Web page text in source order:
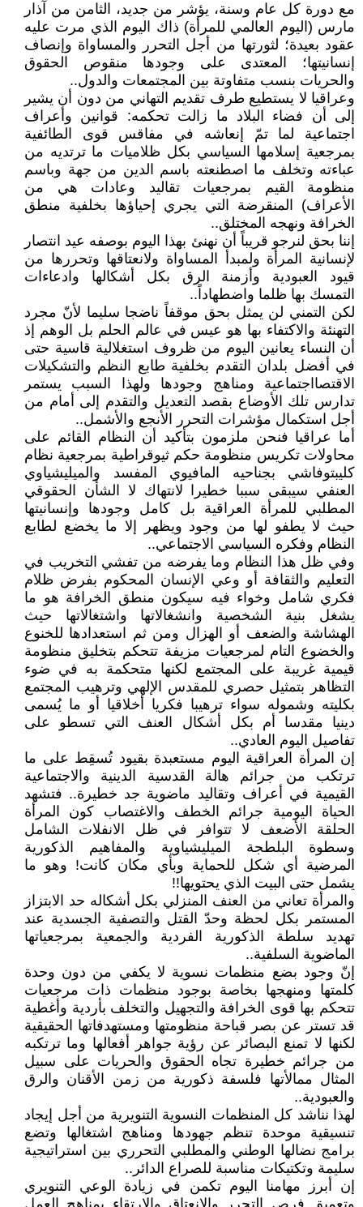
مع دورة كل عام وسنة، يؤشر من جديد، الثامن من آذار
مارس (اليوم العالمي للمرأة) ذاك اليوم الذي مرت عليه
عقود بعيدة؛ لثورتها من أجل التحرر والمساواة وإنصاف
إنسانيتها؛ المعتدى على وجودها منقوص الحقوق
والحريات بنسب متفاوتة بين المجتمعات والدول..
وعراقيا لا يستطيع طرف تقديم التهاني من دون أن يشير
إلى أن فضاء البلاد ما زالت تحكمه: قوانين وأعراف
اجتماعية لما تمّ إنعاشه في مفاقس قوى الطائفية
بمرجعية إسلامها السياسي بكل ظلاميات ما ترتديه من
عباءته وتخلف ما اصطنعته باسم الدين من جهة وباسم
منظومة القيم بمرجعيات تقاليد وعادات هي من
الأعراف) المنقرضة التي يجري إحياؤها بخلفية منطق
الخرافة ونهجه المختلق..
إننا بحق لنرجو قريباً أن نهنئ بهذا اليوم بوصفه عيد انتصار
لإنسانية المرأة ولمبدأ المساواة ولانعتاقها وتحررها من
قيود العبودية وأزمنة الرق بكل أشكالها وادعاءات
التمسك بها ظلما واضطهاداً..
لكن التمني لن يمثل بحق موقفاً ناضجا سليما لأنّ مجرد
التهنئة والاكتفاء بها هو عيس في عالم الحلم بل الوهم إذ
أن النساء يعانين اليوم من ظروف استغلالية قاسية حتى
في أفضل بلدان التقدم بخلفية طابع النظم والتشكيلات
الاقتصااجتماعية ومناهج وجودها ولهذا السبب يستمر
تدارس تلك الأوضاع بقصد التعديل والتقدم إلى أمام من
أجل استكمال مؤشرات التحرر الأنجع والأشمل..
أما عراقيا فنحن ملزمون بتأكيد أن النظام القائم على
محاولات تكريس منظومة حكم ثيوقراطية بمرجعية نظام
كليبتوفاشي بجناحيه المافيوي المفسد والميليشياوي
العنفي سيبقى سببا خطيرا لانتهاك لا الشأن الحقوقي
المطلبي للمرأة العراقية بل كامل وجودها وإنسانيتها
حيث لا يطفو لها من وجود ويظهر إلا ما يخضع لطابع
النظام وفكره السياسي الاجتماعي..
وفي ظل هذا النظام وما يفرضه من تفشي التخريب في
التعليم والثقافة أو وعي الإنسان المحكوم بفرض ظلام
فكري شامل وخواء فيه سيكون منطق الخرافة هو ما
يشغل بنية الشخصية وانشغالاتها واشتغالاتها حيث
الهشاشة والضعف أو الهزال ومن ثم استعدادها للخنوع
والخضوع التام لمرجعيات مزيفة تتحكم بتخليق منظومة
قيمية غريبة على المجتمع لكنها متحكمة به في ضوء
التظاهر بتمثيل حصري للمقدس الإلهي وترهيب المجتمع
بكليته وشموله سواء ترهيبا فكريا أخلاقيا أو ما يُسمى
دينيا مقدسا أم بكل أشكال العنف التي تسطو على
تفاصيل اليوم العادي..
إن المرأة العراقية اليوم مستعبدة بقيود تُسقِط على ما
ترتكب من جرائم هالة القدسية الدينية والاجتماعية
القيمية في أعراف وتقاليد ماضوية جد خطيرة.. فتشهد
الحياة اليومية جرائم الخطف والاغتصاب كون المرأة
الحلقة الأضعف لا تتوافر في ظل الانفلات الشامل
وسطوة البلطجة الميليشياوية والمفاهيم الذكورية
المرضية أي شكل للحماية وبأي مكان كانت! وهو ما
يشمل حتى البيت الذي يحتويها!!
والمرأة تعاني من العنف المنزلي بكل أشكاله حد الابتزاز
المستمر بكل لحظة وحدّ القتل والتصفية الجسدية عند
تهديد سلطة الذكورية الفردية والجمعية بمرجعياتها
الماضوية السلفية..
إنّ وجود بضع منظمات نسوية لا يكفي من دون وحدة
كلمتها ومنهجها بخاصة بوجود منظمات ذات مرجعيات
تتحكم بها قوى الخرافة والتجهيل والتخلف بأردية وأغطية
قد تستر عن بصر قباحة منظومتها ومستهدفاتها الحقيقية
لكنها لا تمنع البصائر عن رؤية جواهر أفعالها وما ترتكبه
من جرائم خطيرة تجاه الحقوق والحريات على سبيل
المثال ممالأتها فلسفة ذكورية من زمن الأقنان والرق
والعبودية..
لهذا نناشد كل المنظمات النسوية التنويرية من أجل إيجاد
تنسيقية موحدة تنظم جهودها ومناهج اشتغالها وتضع
برامج نضالها الوطني والمطلبي التحرري بين استراتيجية
سليمة وتكتيكات مناسبة للصراع الدائر..
إن أبرز مهامنا اليوم تكمن في زيادة الوعي التنويري